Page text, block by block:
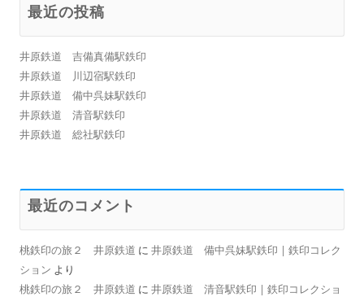
最近の投稿
井原鉄道 吉備真備駅鉄印
井原鉄道 川辺宿駅鉄印
井原鉄道 備中呉妹駅鉄印
井原鉄道 清音駅鉄印
井原鉄道 総社駅鉄印
最近のコメント
桃鉄印の旅２ 井原鉄道 に 井原鉄道 備中呉妹駅鉄印 | 鉄印コレク
ション より
桃鉄印の旅２ 井原鉄道 に 井原鉄道 清音駅鉄印 | 鉄印コレクショ